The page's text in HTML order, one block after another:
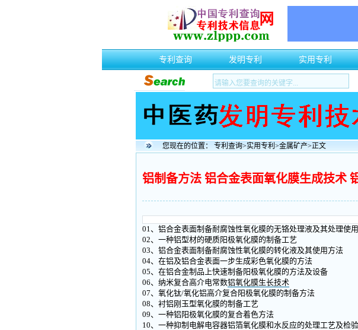
专利查询 发明专利 实用专利
您现在的位置： 专利查询>实用专利 >金属矿产>正文
铝制备方法 铝合金表面氧化膜生成技术
01、铝合金表面制备耐腐蚀性氧化膜的无铬处理液及其处理使
02、一种铝型材的硬质阳极氧化膜的制备工艺
03、铝合金表面制备耐腐蚀性氧化膜的转化液及其使用方法
04、在铝及铝合金表面一步生成彩色氧化膜的方法
05、在铝合金制品上快速制备阳极氧化膜的方法及设备
06、纳米复合高介电常数铝氧化膜生长技术
07、氧化钛/氧化铝高介复合阳极氧化膜的制备方法
08、衬铝刚玉型氧化膜的制备工艺
09、一种铝阳极氧化膜的复合着色方法
10、一种抑制电解电容器铝箔氧化膜和水反应的处理工艺及检